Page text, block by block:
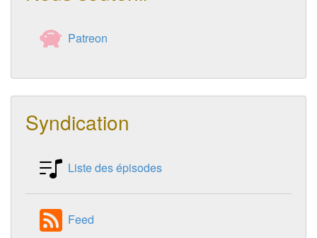
Patreon
Syndication
Liste des épisodes
Feed